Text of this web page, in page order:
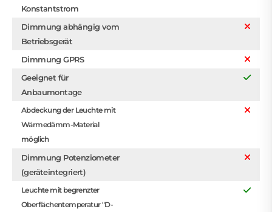
Konstantstrom
Dimmung abhängig vom
Betriebsgerät
Dimmung GPRS
Geeignet für
Anbaumontage
Abdeckung der Leuchte mit
Wärmedämm-Material
möglich
Dimmung Potenziometer
(geräteintegriert)
Leuchte mit begrenzter
Oberflächentemperatur "D-